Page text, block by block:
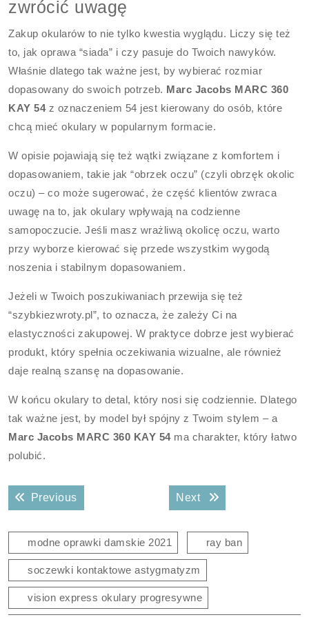
zwrócić uwagę
Zakup okularów to nie tylko kwestia wyglądu. Liczy się też
to, jak oprawa “siada” i czy pasuje do Twoich nawyków.
Właśnie dlatego tak ważne jest, by wybierać rozmiar
dopasowany do swoich potrzeb. Marc Jacobs MARC 360
KAY 54z oznaczeniem 54 jest kierowany do osób, które
chcą mieć okulary w popularnym formacie.
W opisie pojawiają się też wątki związane z komfortem i
dopasowaniem, takie jak “obrzek oczu” (czyli obrzęk okolic
oczu) – co może sugerować, że część klientów zwraca
uwagę na to, jak okulary wpływają na codzienne
samopoczucie. Jeśli masz wrażliwą okolicę oczu, warto
przy wyborze kierować się przede wszystkim wygodą
noszenia i stabilnym dopasowaniem.
Jeżeli w Twoich poszukiwaniach przewija się też
“szybkiezwroty.pl”, to oznacza, że zależy Ci na
elastyczności zakupowej. W praktyce dobrze jest wybierać
produkt, który spełnia oczekiwania wizualne, ale również
daje realną szansę na dopasowanie.
W końcu okulary to detal, który nosi się codziennie. Dlatego
tak ważne jest, by model był spójny z Twoim stylem – a
Marc Jacobs MARC 360 KAY 54ma charakter, który łatwo
polubić.
Nawigacja
wpisuPreviousPrevious post: Next Next post:
modne oprawki damskie 2021 ray ban
soczewki kontaktowe astygmatyzm
vision express okulary progresywne